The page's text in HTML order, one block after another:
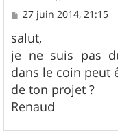
M
s
s
a
g
e
27 juin 2014, 21:15
salut,
je ne suis pas
dans le coin peut
de ton projet ?
Renaud